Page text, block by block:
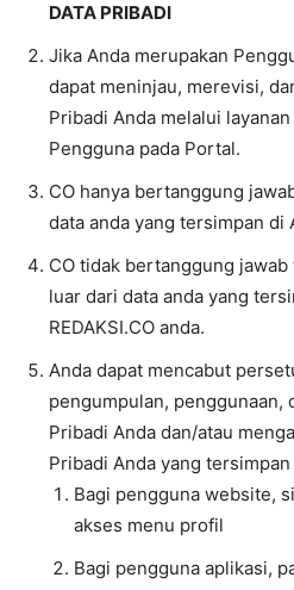
DATA PRIBADI
Jika Anda merupakan
dapat meninjau, merevisi,
Pribadi Anda melalui
Pengguna pada Portal.
CO hanya bertanggung
data anda yang tersimpan di
CO tidak bertanggung
luar dari data anda yang
REDAKSI.CO anda.
Anda dapat mencabut
pengumpulan, penggunaan,
Pribadi Anda dan/atau
Pribadi Anda yang
Bagi pengguna website,
akses menu profil
Bagi pengguna aplikasi,